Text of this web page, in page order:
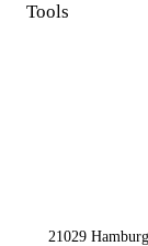
Tools
21029 Hamburg